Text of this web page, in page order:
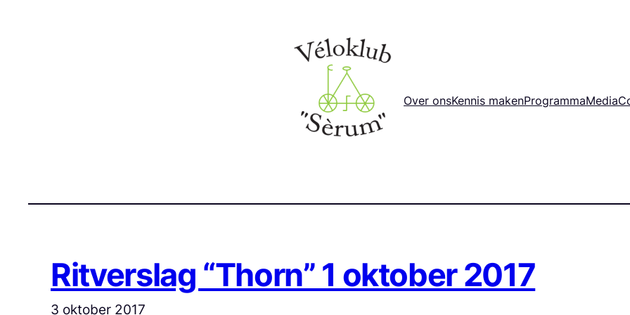
Over onsKennis makenProgrammaMedia
Ritverslag “Thorn” 1 oktober 2017
3 oktober 2017